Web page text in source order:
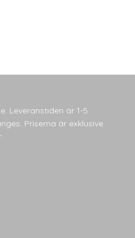
Leveranstiden är 1-5
Priserna är exklusive